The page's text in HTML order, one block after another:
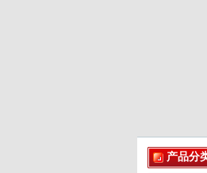
产品分